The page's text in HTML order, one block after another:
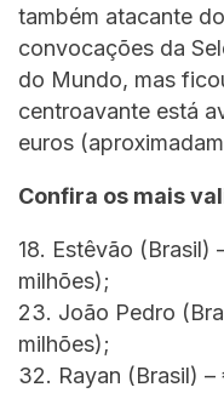
também atacante
convocações da
do Mundo, mas
centroavante está
euros
Confira os mais
18. Estêvão (Brasil)
milhões);
23. João Pedro
milhões);
32. Rayan (Brasil)